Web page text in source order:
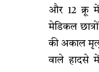
और 12 क्रू
मेडिकल
की अकाल
वाले हादसे